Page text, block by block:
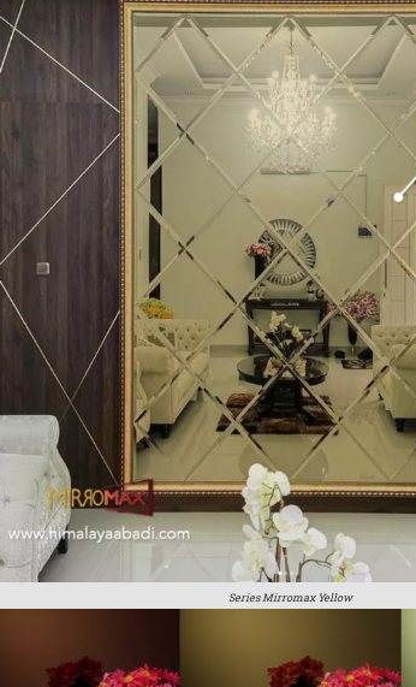
Series Mirromax Yellow